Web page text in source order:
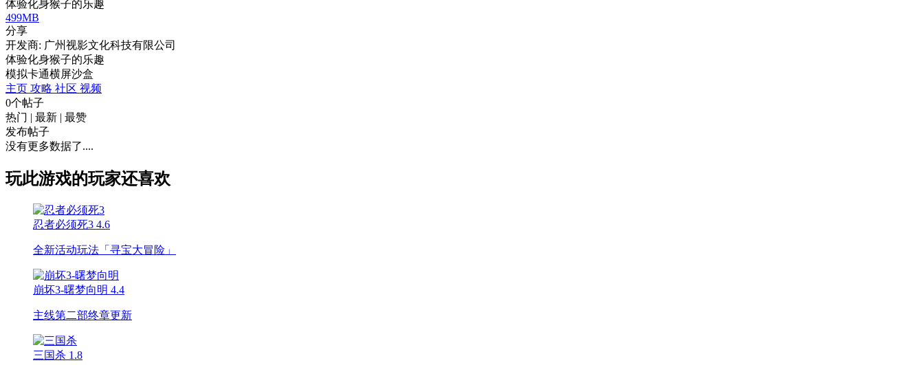
体验化身猴子的乐趣
499MB
分享
开发商: 广州视影文化科技有限公司
体验化身猴子的乐趣
模拟卡通横屏沙盒
主页 攻略 社区 视频
0个帖子
热门 | 最新 | 最赞
发布帖子
没有更多数据了....
玩此游戏的玩家还喜欢
忍者必须死3 4.6
全新活动玩法「寻宝大冒险」
崩坏3-曙梦向明 4.4
主线第二部终章更新
三国杀 1.8